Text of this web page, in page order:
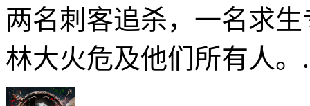
两名刺客追杀，一名求
林大火危及他们所有人